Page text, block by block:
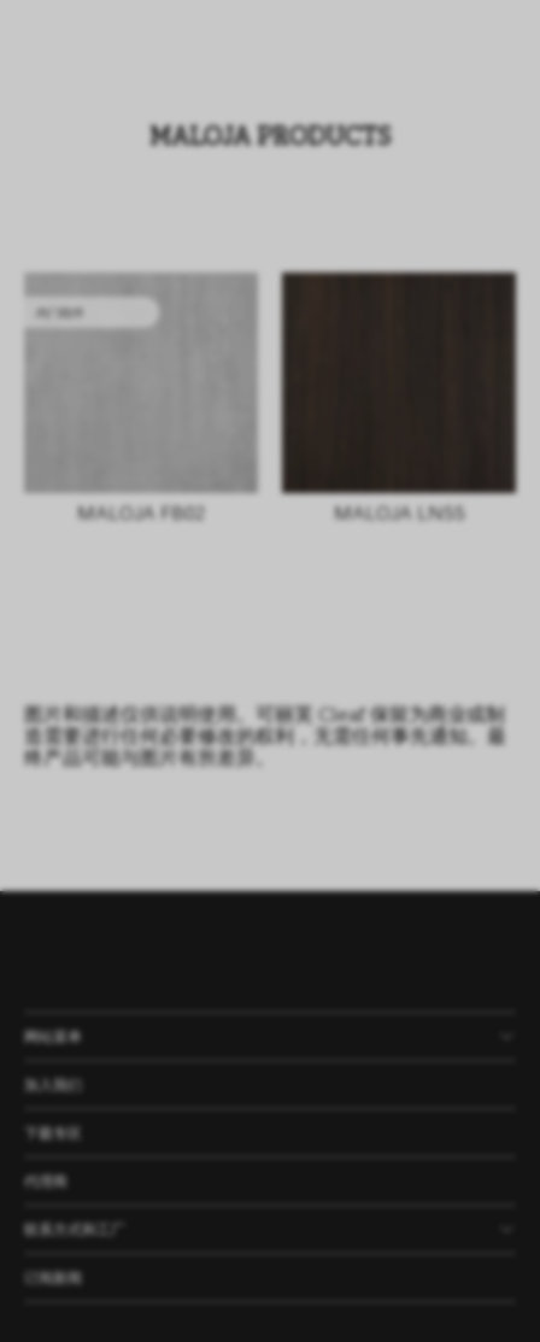
MALOJA PRODUCTS
MALOJA FB02 MALOJA LN55
图片和描述仅供说明使用。可丽芙 Cleaf 保留为商业或制
造需要进行任何必要修改的权利，无需任何事先通知。最
终产品可能与图片有所差异。
网站菜单
产品
公司
资讯
案例
加入我们
下载专区
代理商
联系方式和工厂
订阅新闻